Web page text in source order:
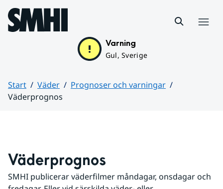
Hoppa till sidans innehåll
Varning
Gul, Sverige
Start Väder
Prognoser och varningar
Väderprognos
Väderprognos
SMHI publicerar väderfilmer måndagar, onsdagar och